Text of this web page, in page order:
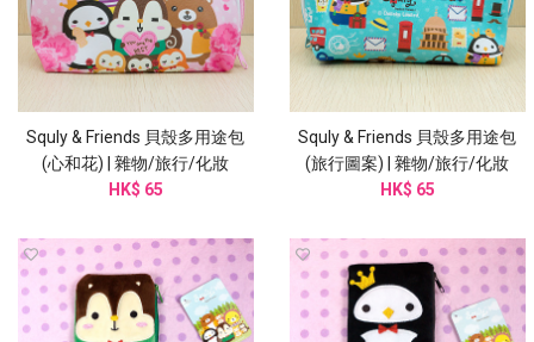
Squly & Friends 貝殼多用途包
(心和花) | 雜物/旅行/化妝
(I005SQB)
HK$ 65
Squly & Friends 貝殼多用途包
(旅行圖案) | 雜物/旅行/化妝
(I006SQB)
HK$ 65